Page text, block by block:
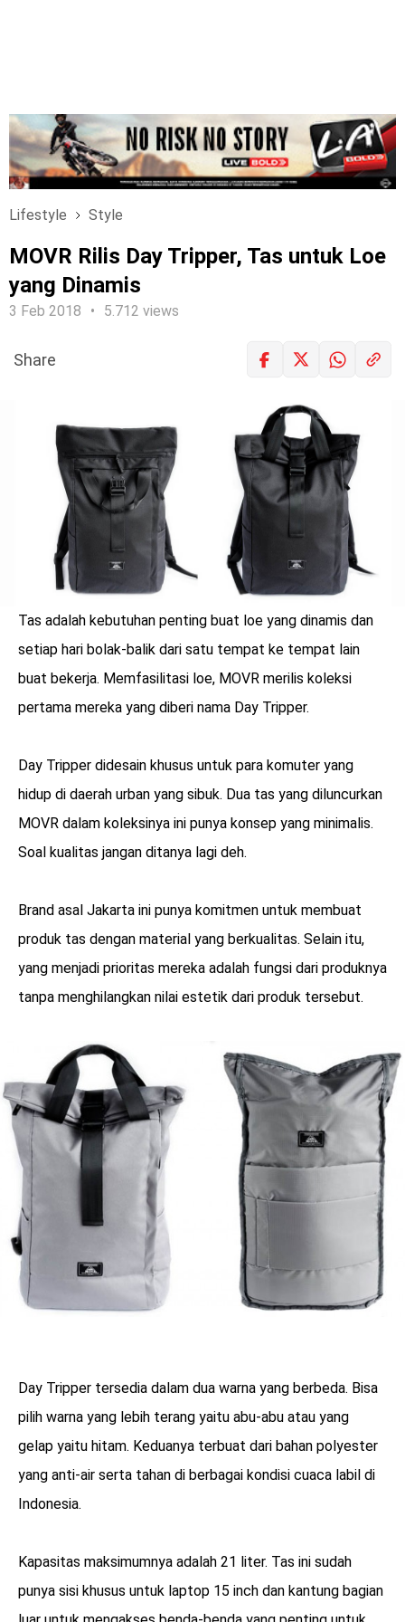
Lifestyle Style
MOVR Rilis Day Tripper, Tas untuk Loe
yang Dinamis
3 Feb 2018 5.712 views
menarik
Share
Tas adalah kebutuhan penting buat loe yang dinamis dan
setiap hari bolak-balik dari satu tempat ke tempat lain
buat bekerja. Memfasilitasi loe, MOVR merilis koleksi
pertama mereka yang diberi nama Day Tripper.
Day Tripper didesain khusus untuk para komuter yang
hidup di daerah urban yang sibuk. Dua tas yang diluncurkan
MOVR dalam koleksinya ini punya konsep yang minimalis.
Soal kualitas jangan ditanya lagi deh.
Brand asal Jakarta ini punya komitmen untuk membuat
produk tas dengan material yang berkualitas. Selain itu,
yang menjadi prioritas mereka adalah fungsi dari produknya
tanpa menghilangkan nilai estetik dari produk tersebut.
Day Tripper tersedia dalam dua warna yang berbeda. Bisa
pilih warna yang lebih terang yaitu abu-abu atau yang
gelap yaitu hitam. Keduanya terbuat dari bahan polyester
yang anti-air serta tahan di berbagai kondisi cuaca labil di
Indonesia.
Kapasitas maksimumnya adalah 21 liter. Tas ini sudah
punya sisi khusus untuk laptop 15 inch dan kantung bagian